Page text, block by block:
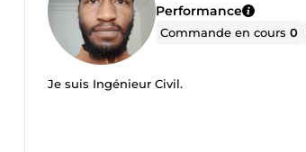
Performance
Commande en cours0
Je suis Ingénieur Civil.